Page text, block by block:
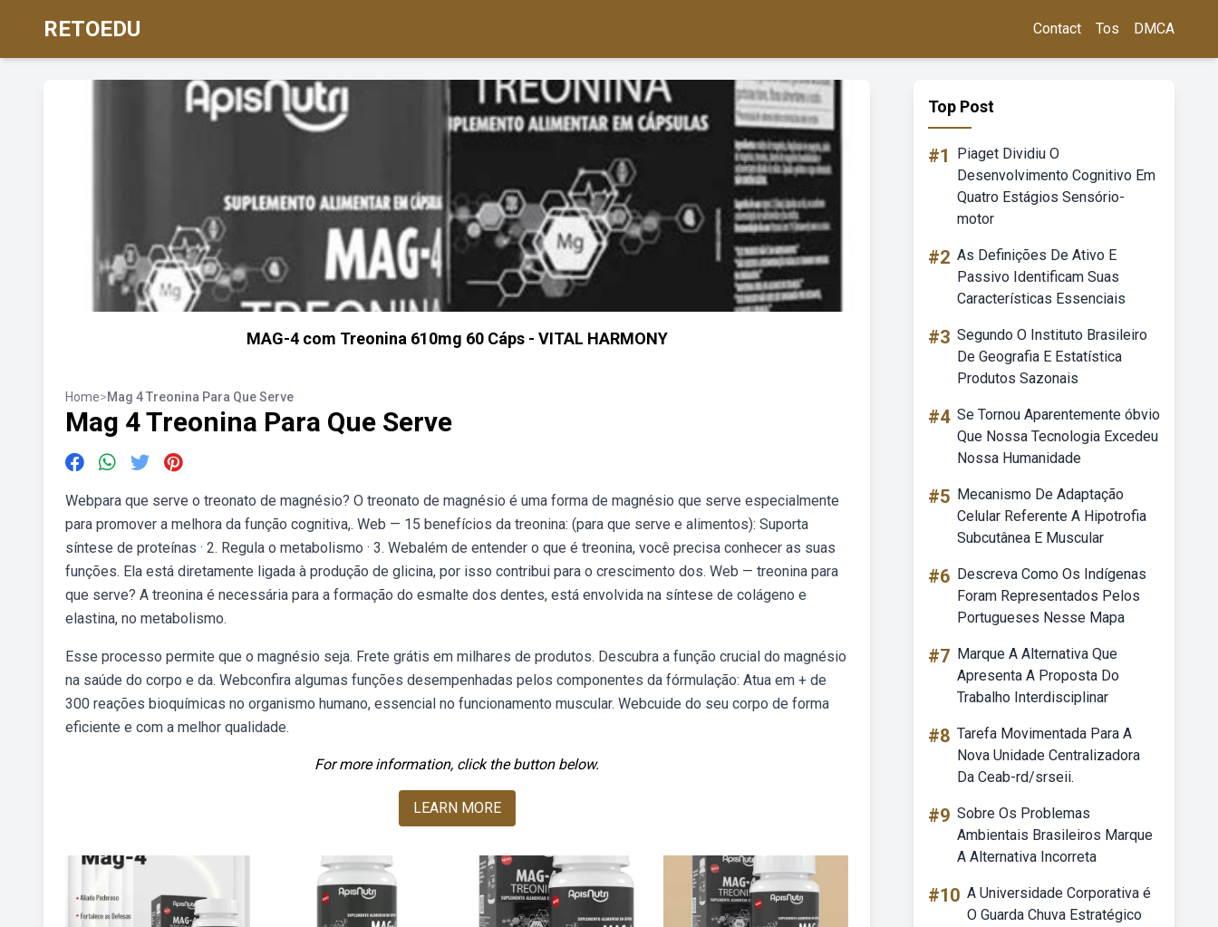
RETOEDU Contact Tos DMCA
MAG-4 com Treonina 610mg 60 Cáps - VITAL HARMONY
Home>Mag 4 Treonina Para Que Serve
Mag 4 Treonina Para Que Serve
Webpara que serve o treonato de magnésio? O treonato de magnésio é uma forma de magnésio que serve especialmente
para promover a melhora da função cognitiva,. Web — 15 benefícios da treonina: (para que serve e alimentos): Suporta
síntese de proteínas · 2. Regula o metabolismo · 3. Webalém de entender o que é treonina, você precisa conhecer as suas
funções. Ela está diretamente ligada à produção de glicina, por isso contribui para o crescimento dos. Web — treonina para
que serve? A treonina é necessária para a formação do esmalte dos dentes, está envolvida na síntese de colágeno e
elastina, no metabolismo.
Esse processo permite que o magnésio seja. Frete grátis em milhares de produtos. Descubra a função crucial do magnésio
na saúde do corpo e da. Webconfira algumas funções desempenhadas pelos componentes da fórmulação: Atua em + de
300 reações bioquímicas no organismo humano, essencial no funcionamento muscular. Webcuide do seu corpo de forma
eficiente e com a melhor qualidade.
For more information, click the button below.
LEARN MORE
Top Post
#1
Piaget Dividiu O
Desenvolvimento Cognitivo Em
Quatro Estágios Sensório-
motor
#2 As Definições De Ativo E
Passivo Identificam Suas
Características Essenciais
#3 Segundo O Instituto Brasileiro
De Geografia E Estatística
Produtos Sazonais
#4 Se Tornou Aparentemente óbvio
Que Nossa Tecnologia Excedeu
Nossa Humanidade
#5 Mecanismo De Adaptação
Celular Referente A Hipotrofia
Subcutânea E Muscular
#6 Descreva Como Os Indígenas
Foram Representados Pelos
Portugueses Nesse Mapa
#7 Marque A Alternativa Que
Apresenta A Proposta Do
Trabalho Interdisciplinar
#8 Tarefa Movimentada Para A
Nova Unidade Centralizadora
Da Ceab-rd/srseii.
#9 Sobre Os Problemas
Ambientais Brasileiros Marque
A Alternativa Incorreta
#10 A Universidade Corporativa é
O Guarda Chuva Estratégico